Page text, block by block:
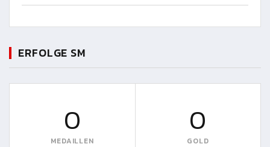
ERFOLGE SM
0
MEDAILLEN
0
GOLD